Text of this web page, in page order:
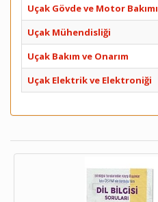
Uçak Gövde ve Motor Bakımı
Uçak Mühendisliği
Uçak Bakım ve Onarım
Uçak Elektrik ve Elektroniği